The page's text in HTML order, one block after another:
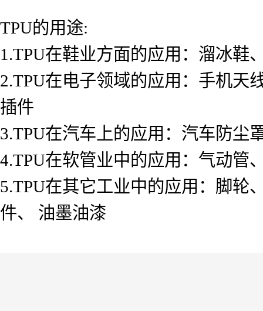
TPU的用途:
1.TPU在鞋业方面的应用：溜冰鞋
2.TPU在电子领域的应用：手机天
插件
3.TPU在汽车上的应用：汽车防尘
4.TPU在软管业中的应用：气动管
5.TPU在其它工业中的应用：脚轮
件、 油墨油漆